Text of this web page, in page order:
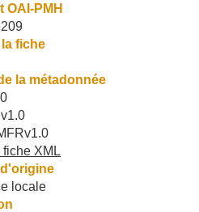
OAI-PMH
fiche
la métadonnée
fiche XML
locale